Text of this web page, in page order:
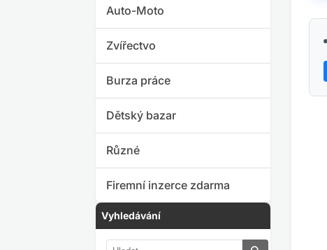
Auto-Moto
Zvířectvo
Burza práce
Dětský bazar
Různé
Firemní inzerce zdarma
Vyhledávání